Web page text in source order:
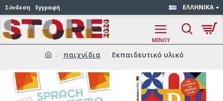
Σύνδεση Εγγραφή ΕΛΛΗΝΙΚΆ
παιχνίδια Εκπαιδευτικό υλικό